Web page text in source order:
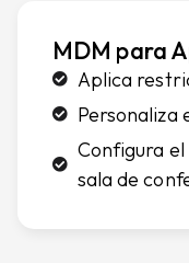
MDM para
Aplica
Personaliza
Configura el
sala de